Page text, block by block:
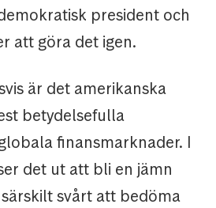
president och
att göra det igen.
är det amerikanska
betydelsefulla
finansmarknader. I
det ut att bli en jämn
svårt att bedöma